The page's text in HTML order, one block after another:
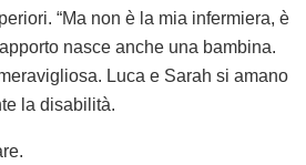
“Ma non è la mia infermiera, è
nasce anche una bambina.
Luca e Sarah si amano
la disabilità.